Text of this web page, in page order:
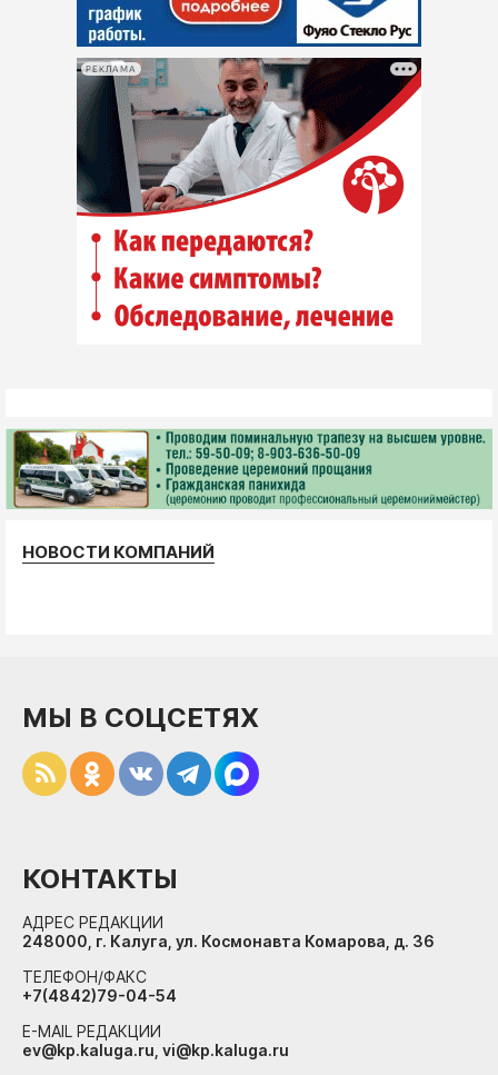
РЕКЛАМА
НОВОСТИ КОМПАНИЙ
МЫ В СОЦСЕТЯХ
КОНТАКТЫ
АДРЕС РЕДАКЦИИ
248000, г. Калуга, ул. Космонавта Комарова, д. 36
ТЕЛЕФОН/ФАКС
+7(4842)79-04-54
E-MAIL РЕДАКЦИИ
ev@kp.kaluga.ru, vi@kp.kaluga.ru